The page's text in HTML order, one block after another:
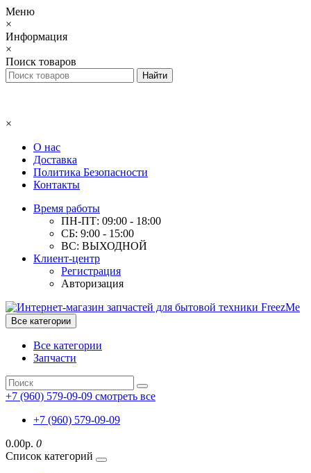
Меню
×
Информация
×
Поиск товаров
×
О нас
Доставка
Политика Безопасности
Контакты
Время работы
ПН-ПТ: 09:00 - 18:00
СБ: 9:00 - 15:00
ВС: ВЫХОДНОЙ
Клиент-центр
Регистрация
Авторизация
Все категории
Все категории
Запчасти
+7 (960) 579-09-09 смотреть все
+7 (960) 579-09-09
0.00р. 0
Список категорий